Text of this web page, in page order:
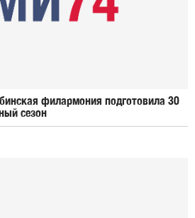
филармония подготовила 30
сезон